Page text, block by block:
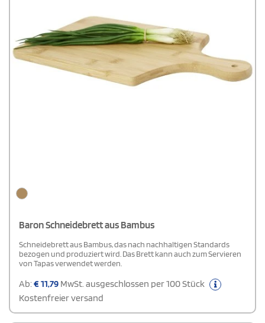
Baron Schneidebrett aus Bambus
Schneidebrett aus Bambus, das nach nachhaltigen Standards
bezogen und produziert wird. Das Brett kann auch zum Servieren
von Tapas verwendet werden.
Ab:€11,79 MwSt. ausgeschlossen per 100 Stück
Kostenfreier versand